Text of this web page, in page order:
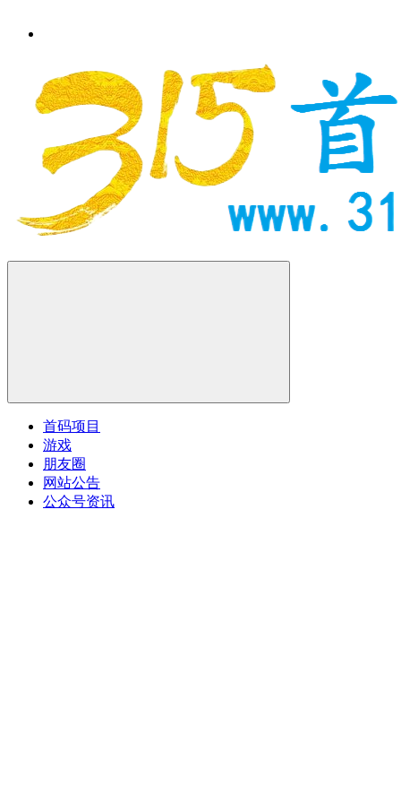
首码项目
游戏
朋友圈
网站公告
公众号资讯